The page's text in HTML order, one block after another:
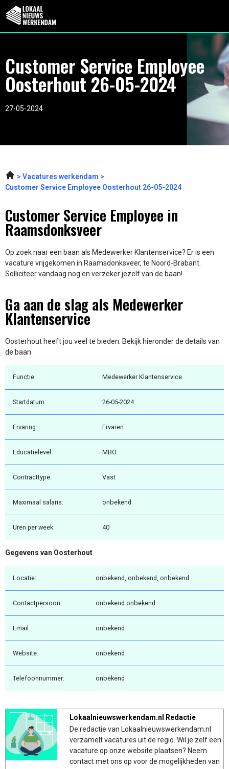
Customer Service Employee
Oosterhout 26-05-2024
27-05-2024
Vacatures werkendam
Customer Service Employee Oosterhout 26-05-2024
Customer Service Employee in
Raamsdonksveer
Op zoek naar een baan als Medewerker Klantenservice? Er is een
vacature vrijgekomen in Raamsdonksveer, te Noord-Brabant.
Solliciteer vandaag nog en verzeker jezelf van de baan!
Ga aan de slag als Medewerker
Klantenservice
Oosterhout heeft jou veel te bieden. Bekijk hieronder de details van
de baan
Functie: Medewerker Klantenservice
Startdatum: 26-05-2024
Ervaring: Ervaren
Educatielevel: MBO
Contracttype: Vast
Maximaal salaris: onbekend
Uren per week: 40
Gegevens van Oosterhout
Locatie: onbekend, onbekend, onbekend
Contactpersoon: onbekend onbekend
Email: onbekend
Website: onbekend
Telefoonnummer: onbekend
Lokaalnieuwswerkendam.nl Redactie
De redactie van Lokaalnieuwswerkendam.nl
verzamelt vacatures uit de regio. Wil je zelf een
vacature op onze website plaatsen? Neem
contact met ons op voor de mogelijkheden van